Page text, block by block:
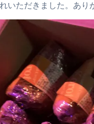
いただきました。あり